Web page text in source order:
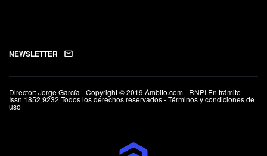
NEWSLETTER
Director: Jorge García - Copyright © 2019 Ámbito.com - RNPI En trámite -
Issn 1852 9232 Todos los derechos reservados - Términos y condiciones de
uso